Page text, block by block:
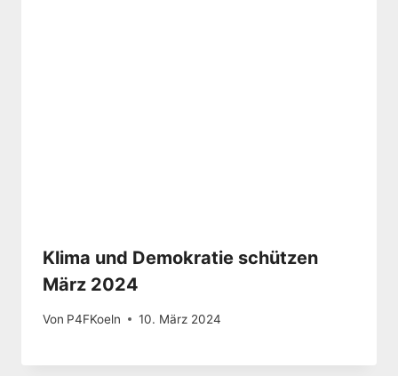
Klima und Demokratie schützen
März 2024
Von P4FKoeln 10. März 2024